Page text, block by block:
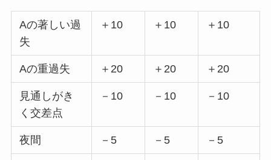
Aの著しい過
失
＋10 ＋10 ＋10
Aの重過失 ＋20 ＋20 ＋20
見通しがき
く交差点
－10 －10 －10
夜間 －5 －5 －5